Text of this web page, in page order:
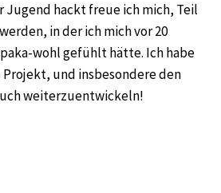
hackt freue ich mich, Teil
in der ich mich vor 20
wohl gefühlt hätte. Ich habe
und insbesondere den
weiterzuentwickeln!